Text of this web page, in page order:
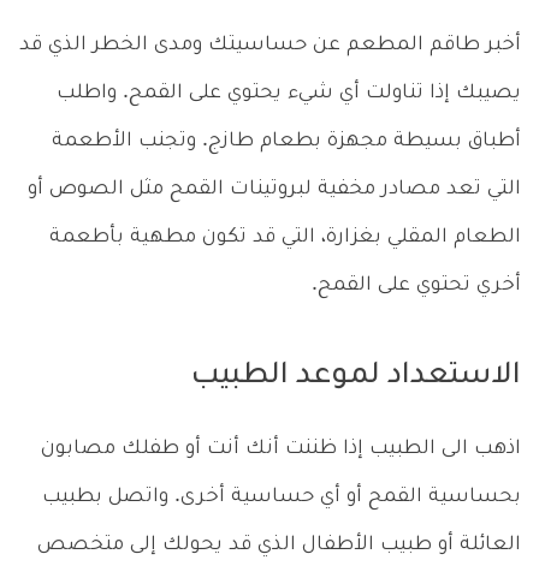
أخبر طاقم المطعم عن حساسيتك ومدى الخطر الذي قد
يصيبك إذا تناولت أي شيء يحتوي على القمح. واطلب
أطباق بسيطة مجهزة بطعام طازج. وتجنب الأطعمة
التي تعد مصادر مخفية لبروتينات القمح مثل الصوص أو
الطعام المقلي بغزارة، التي قد تكون مطهية بأطعمة
أخري تحتوي على القمح.
الاستعداد لموعد الطبيب
اذهب الى الطبيب إذا ظننت أنك أنت أو طفلك مصابون
بحساسية القمح أو أي حساسية أخرى. واتصل بطبيب
العائلة أو طبيب الأطفال الذي قد يحولك إلى متخصص